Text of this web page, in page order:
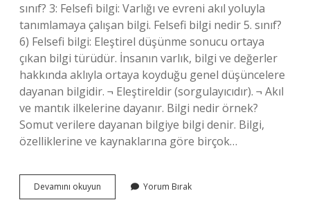
sınıf? 3: Felsefi bilgi: Varlığı ve evreni akıl yoluyla
tanımlamaya çalışan bilgi. Felsefi bilgi nedir 5. sınıf?
6) Felsefi bilgi: Eleştirel düşünme sonucu ortaya
çıkan bilgi türüdür. İnsanın varlık, bilgi ve değerler
hakkında aklıyla ortaya koyduğu genel düşüncelere
dayanan bilgidir. ¬ Eleştireldir (sorgulayıcıdır). ¬ Akıl
ve mantık ilkelerine dayanır. Bilgi nedir örnek?
Somut verilere dayanan bilgiye bilgi denir. Bilgi,
özelliklerine ve kaynaklarına göre birçok…
Devamını okuyun
Bilgi
Yorum Bırak